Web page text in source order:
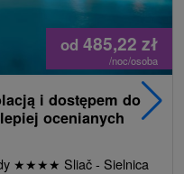
od 485,22 zł
/noc/osoba
i dostępem do
ocenianych
★★★★ Sliač - Sielnica